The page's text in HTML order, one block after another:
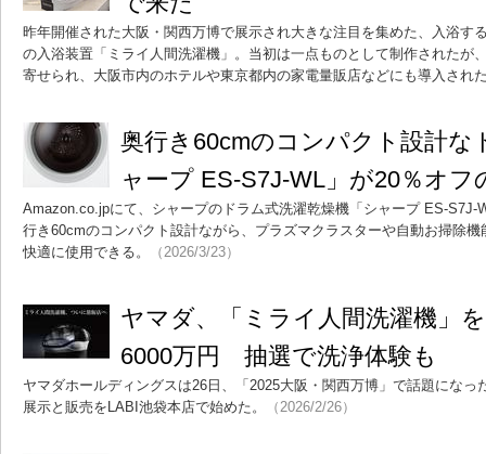
昨年開催された大阪・関西万博で展示され大きな注目を集めた、入浴す
の入浴装置「ミライ人間洗濯機」。当初は一点ものとして制作されたが
寄せられ、大阪市内のホテルや東京都内の家電量販店などにも導入され
奥行き60cmのコンパクト設計な
ャープ ES-S7J-WL」が20％オフ
Amazon.co.jpにて、シャープのドラム式洗濯乾燥機「シャープ ES-S7J-
行き60cmのコンパクト設計ながら、プラズマクラスターや自動お掃除
快適に使用できる。
（2026/3/23）
ヤマダ、「ミライ人間洗濯機」
6000万円 抽選で洗浄体験も
ヤマダホールディングスは26日、「2025大阪・関西万博」で話題になっ
展示と販売をLABI池袋本店で始めた。
（2026/2/26）